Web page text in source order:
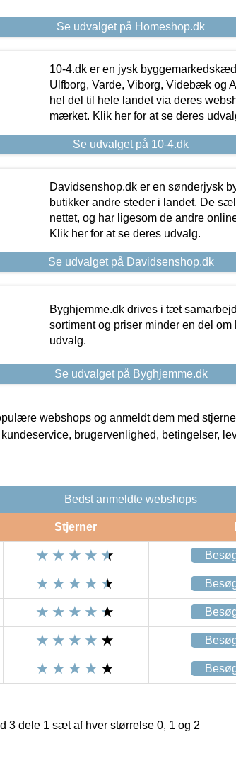
Se udvalget på Homeshop.dk
10-4.dk er en jysk
Ulfborg, Varde, Viborg, Videbæk og
hel del til hele landet via deres
mærket. Klik her for at se deres
Se udvalget på 10-4.dk
Davidsenshop.dk er en sønderjysk
butikker andre steder i landet. De
nettet, og har ligesom de andre
Klik her for at se deres udvalg.
Se udvalget på Davidsenshop.dk
Byghjemme.dk drives i tæt
sortiment og priser minder en del
udvalg.
Se udvalget på Byghjemme.dk
webshops og anmeldt dem med
brugervenlighed, betingelser,
Bedst anmeldte webshops
Stjerner
3 dele 1 sæt af hver størrelse 0, 1 og 2